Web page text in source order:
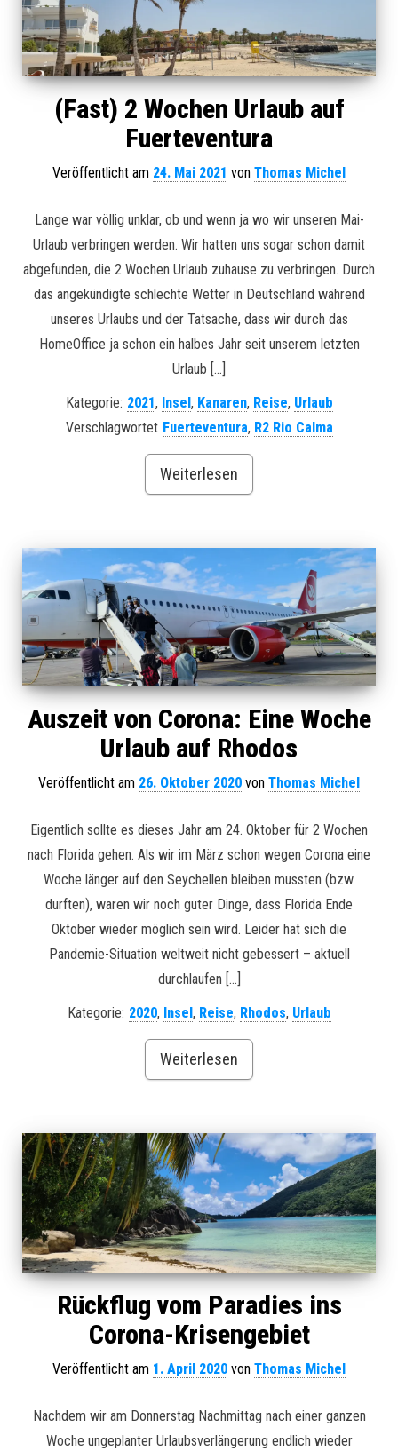
(Fast) 2 Wochen Urlaub auf
Fuerteventura
Veröffentlicht am 24. Mai 2021 von Thomas Michel
Lange war völlig unklar, ob und wenn ja wo wir unseren Mai-
Urlaub verbringen werden. Wir hatten uns sogar schon damit
abgefunden, die 2 Wochen Urlaub zuhause zu verbringen. Durch
das angekündigte schlechte Wetter in Deutschland während
unseres Urlaubs und der Tatsache, dass wir durch das
HomeOffice ja schon ein halbes Jahr seit unserem letzten
Urlaub […]
Kategorie: 2021, Insel, Kanaren, Reise, Urlaub
Verschlagwortet Fuerteventura, R2 Rio Calma
Weiterlesen
Auszeit von Corona: Eine Woche
Urlaub auf Rhodos
Veröffentlicht am 26. Oktober 2020 von Thomas Michel
Eigentlich sollte es dieses Jahr am 24. Oktober für 2 Wochen
nach Florida gehen. Als wir im März schon wegen Corona eine
Woche länger auf den Seychellen bleiben mussten (bzw.
durften), waren wir noch guter Dinge, dass Florida Ende
Oktober wieder möglich sein wird. Leider hat sich die
Pandemie-Situation weltweit nicht gebessert – aktuell
durchlaufen […]
Kategorie: 2020, Insel , Reise, Rhodos, Urlaub
Weiterlesen
Rückflug vom Paradies ins
Corona-Krisengebiet
Veröffentlicht am 1. April 2020 von Thomas Michel
Nachdem wir am Donnerstag Nachmittag nach einer ganzen
Woche ungeplanter Urlaubsverlängerung endlich wieder